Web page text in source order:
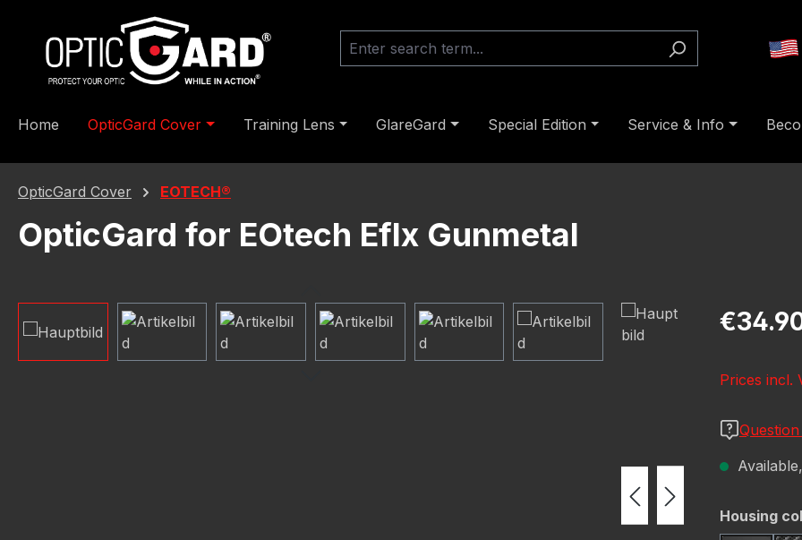
to main content
Skip to main navigation
Home OpticGard Cover Training Lens GlareGard Special Edition Service & Info
OpticGard Cover EOTECH®
OpticGard for EOtech Eflx Gunmetal
Skip image gallery Regular
Prices incl.
Select
Housing